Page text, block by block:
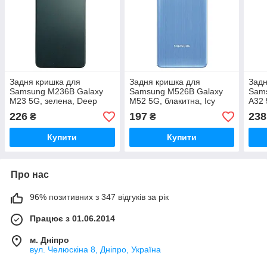
Задня кришка для
Samsung M236B Galaxy
M23 5G, зелена, Deep
Green, оригінал (54)
226 ₴
Купити
Задня кришка для
Samsung M526B Galaxy
M52 5G, блакитна, Icy
Blue, оригінал (54)
197₴
Купити
A32
(54)
238
Про нас
96% позитивних з 347 відгуків за рік
Працює з 01.06.2014
м. Дніпро
вул. Челюскіна 8, Дніпро, Україна